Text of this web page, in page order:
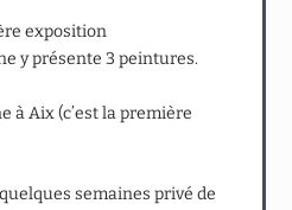
exposition
y présente 3 peintures.
à Aix (c’est la première
semaines privé de